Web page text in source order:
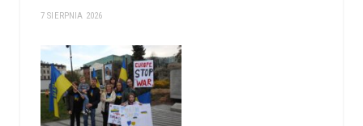
7 SIERPNIA 2026